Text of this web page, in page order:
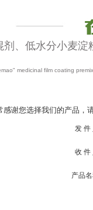
剂、低水分小麦
medicinal film coating
谢您选择我们的产品，
发 件
收 件
产品名